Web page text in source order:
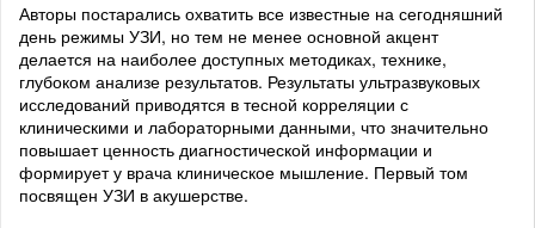
Авторы постарались охватить все известные на сегодняшний
день режимы УЗИ, но тем не менее основной акцент
делается на наиболее доступных методиках, технике,
глубоком анализе результатов. Результаты ультразвуковых
исследований приводятся в тесной корреляции с
клиническими и лабораторными данными, что значительно
повышает ценность диагностической информации и
формирует у врача клиническое мышление. Первый том
посвящен УЗИ в акушерстве.